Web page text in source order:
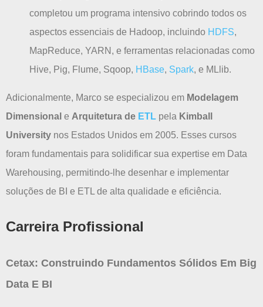
completou um programa intensivo cobrindo todos os
aspectos essenciais de Hadoop, incluindo HDFS,
MapReduce, YARN, e ferramentas relacionadas como
Hive, Pig, Flume, Sqoop, HBase, Spark, e MLlib.
Adicionalmente, Marco se especializou em Modelagem
Dimensional e Arquitetura de ETL pela Kimball
University nos Estados Unidos em 2005. Esses cursos
foram fundamentais para solidificar sua expertise em Data
Warehousing, permitindo-lhe desenhar e implementar
soluções de BI e ETL de alta qualidade e eficiência.
Carreira Profissional
Cetax: Construindo Fundamentos Sólidos Em Big
Data E BI